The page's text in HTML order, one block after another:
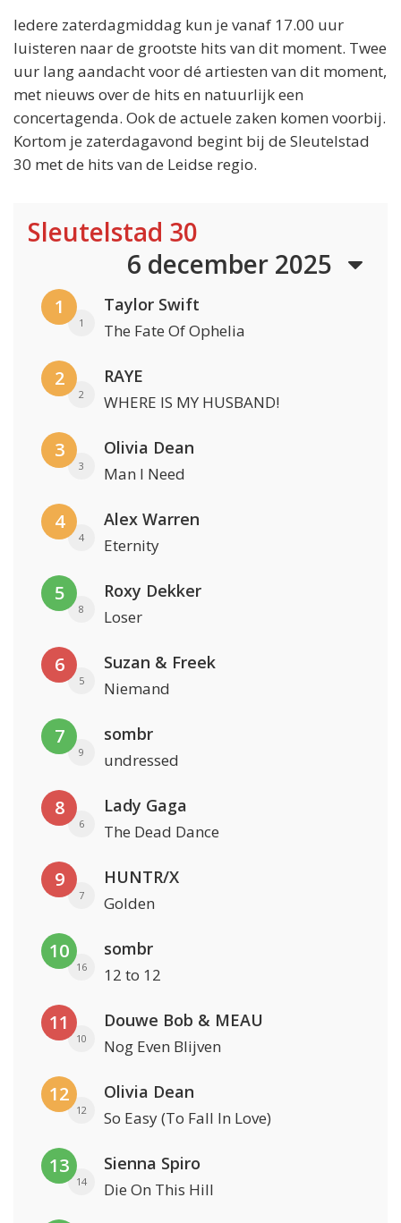
Iedere zaterdagmiddag kun je vanaf 17.00 uur
luisteren naar de grootste hits van dit moment. Twee
uur lang aandacht voor dé artiesten van dit moment,
met nieuws over de hits en natuurlijk een
concertagenda. Ook de actuele zaken komen voorbij.
Kortom je zaterdagavond begint bij de Sleutelstad
30 met de hits van de Leidse regio.
Sleutelstad 30
6 december 2025
1
1
Taylor Swift
The Fate Of Ophelia
2
2
RAYE
WHERE IS MY HUSBAND!
3
3
Olivia Dean
Man I Need
4
4
Alex Warren
Eternity
5
8
Roxy Dekker
Loser
6
5
Suzan & Freek
Niemand
7
9
sombr
undressed
8
6
Lady Gaga
The Dead Dance
9
7
HUNTR/X
Golden
10
16
sombr
12 to 12
11
10
Douwe Bob & MEAU
Nog Even Blijven
12
12
Olivia Dean
So Easy (To Fall In Love)
13
14
Sienna Spiro
Die On This Hill